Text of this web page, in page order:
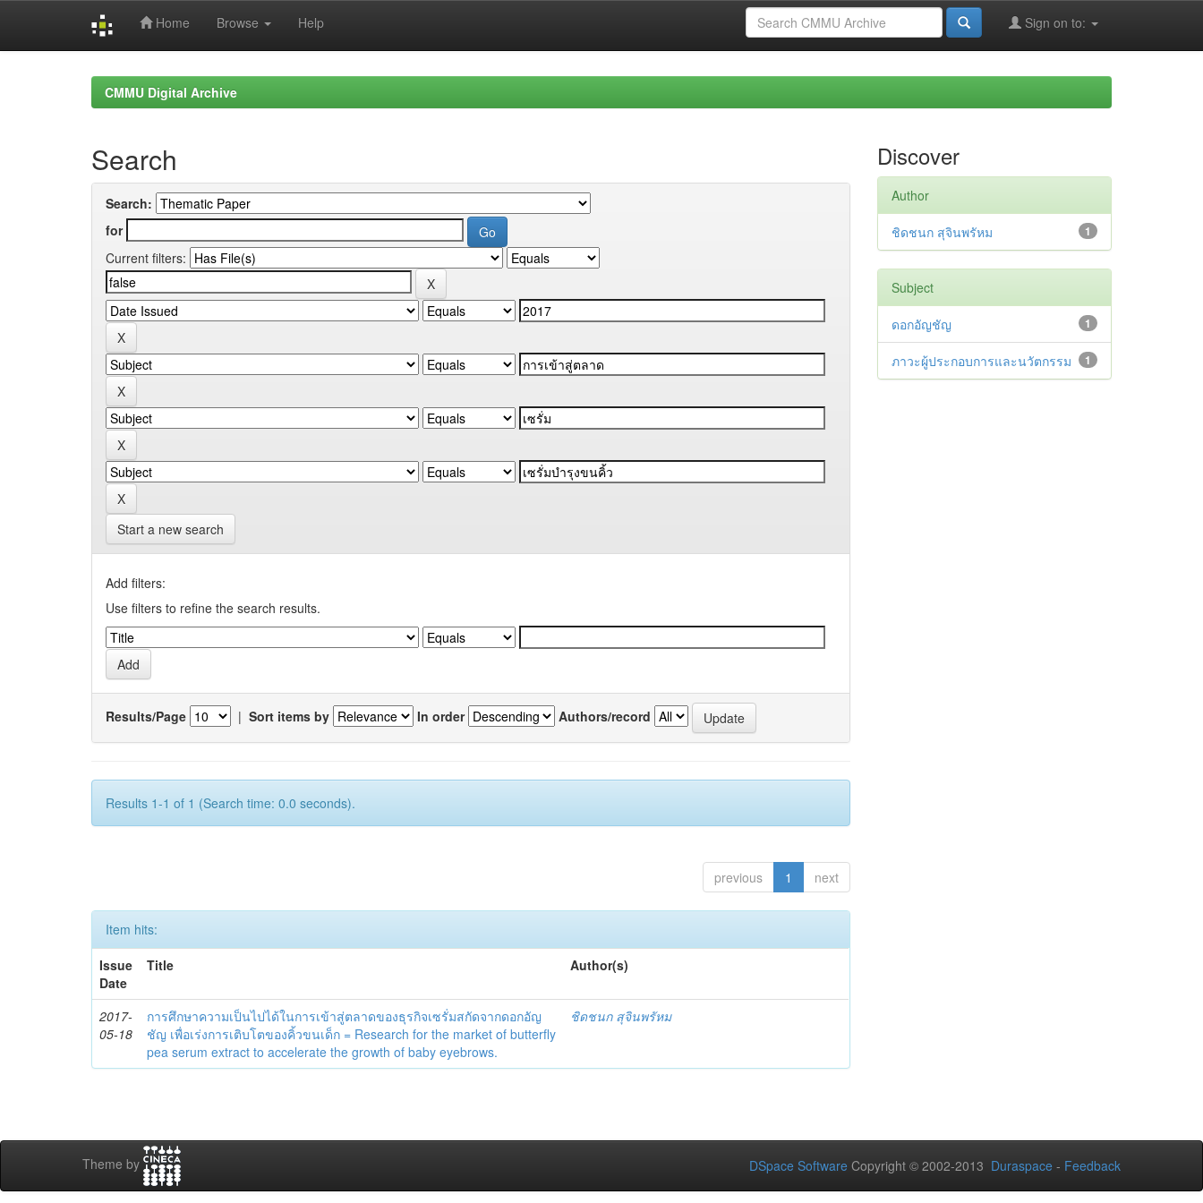
Home Browse Help Sign on to:
CMMU Digital Archive
Search
Search:
for
Current filters:
Start a new search
Add filters:
Use filters to refine the search results.
Results/Page | Sort items by In order Authors/record
Results 1-1 of 1 (Search time: 0.0 seconds).
previous 1 next
Item hits:
Issue
Date
Title Author(s)
2017-
05-18
การศึกษาความเป็นไปได้ในการเข้าสู่ตลาดของธุรกิจเซรั่มสกัดจากดอกอัญ
ชัญ เพื่อเร่งการเติบโตของคิ้วขนเด็ก = Research for the market of butterfly
pea serum extract to accelerate the growth of baby eyebrows.
ชิดชนก สุจินพรัหม
Discover
Author
1
ชิดชนก สุจินพรัหม
Subject
1
ดอกอัญชัญ
1
ภาวะผู้ประกอบการและนวัตกรรม
Theme by DSpace Software Copyright © 2002-2013 Duraspace - Feedback